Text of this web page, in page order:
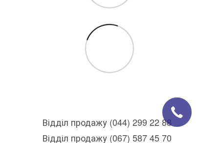
Відділ продажу (044) 299 22 88
Відділ продажу (067) 587 45 70